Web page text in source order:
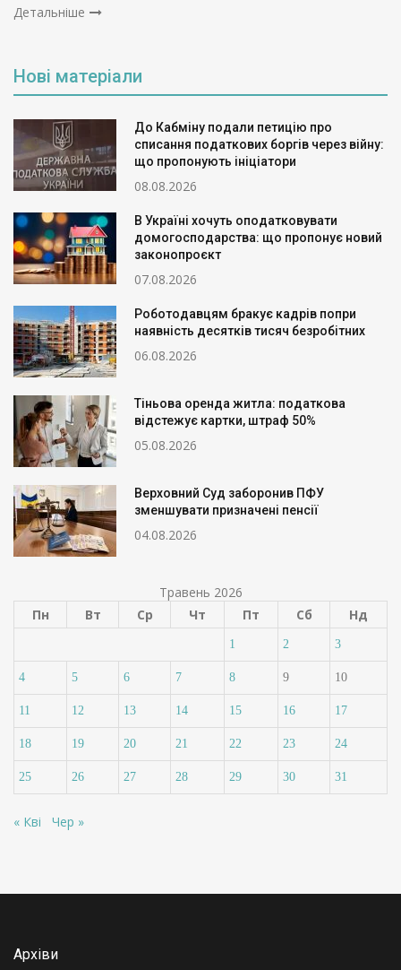
Детальніше
Нові матеріали
До Кабміну подали петицію про
списання податкових боргів через війну:
що пропонують ініціатори
08.08.2026
В Україні хочуть оподатковувати
домогосподарства: що пропонує новий
законопроєкт
07.08.2026
Роботодавцям бракує кадрів попри
наявність десятків тисяч безробітних
06.08.2026
Тіньова оренда житла: податкова
відстежує картки, штраф 50%
05.08.2026
Верховний Суд заборонив ПФУ
зменшувати призначені пенсії
04.08.2026
Травень 2026
Пн
Вт Ср Чт Пт Сб Нд
1 2 3
4 5 6 7 8 9 10
11 12 13 14 15 16 17
18 19 20 21 22 23 24
25 26 27 28 29 30 31
« Кві Чер »
Архіви